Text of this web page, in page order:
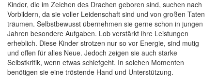
Kinder, die im Zeichen des Drachen geboren sind, suchen nach
Vorbildern, da sie voller Leidenschaft sind und von großen Taten
träumen. Selbstbewusst übernehmen sie gerne schon in jungen
Jahren besondere Aufgaben. Lob verstärkt ihre Leistungen
erheblich. Diese Kinder strotzen nur so vor Energie, sind mutig
und offen für alles Neue. Jedoch zeigen sie auch starke
Selbstkritik, wenn etwas schiefgeht. In solchen Momenten
benötigen sie eine tröstende Hand und Unterstützung.